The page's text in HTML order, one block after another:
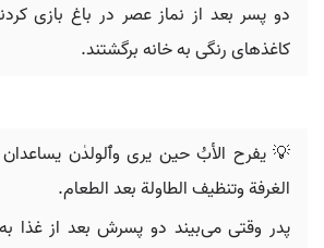
دو پسر بعد از نماز عصر در باغ بازی
کاغذهای رنگی به خانه برگشتند.
💡 يفرح الأبُ حين يرى وٱلولدٰن يساعدان
الغرفة وتنظيف الطاولة بعد الطعام.
پدر وقتی می‌بیند دو پسرش بعد از غذا